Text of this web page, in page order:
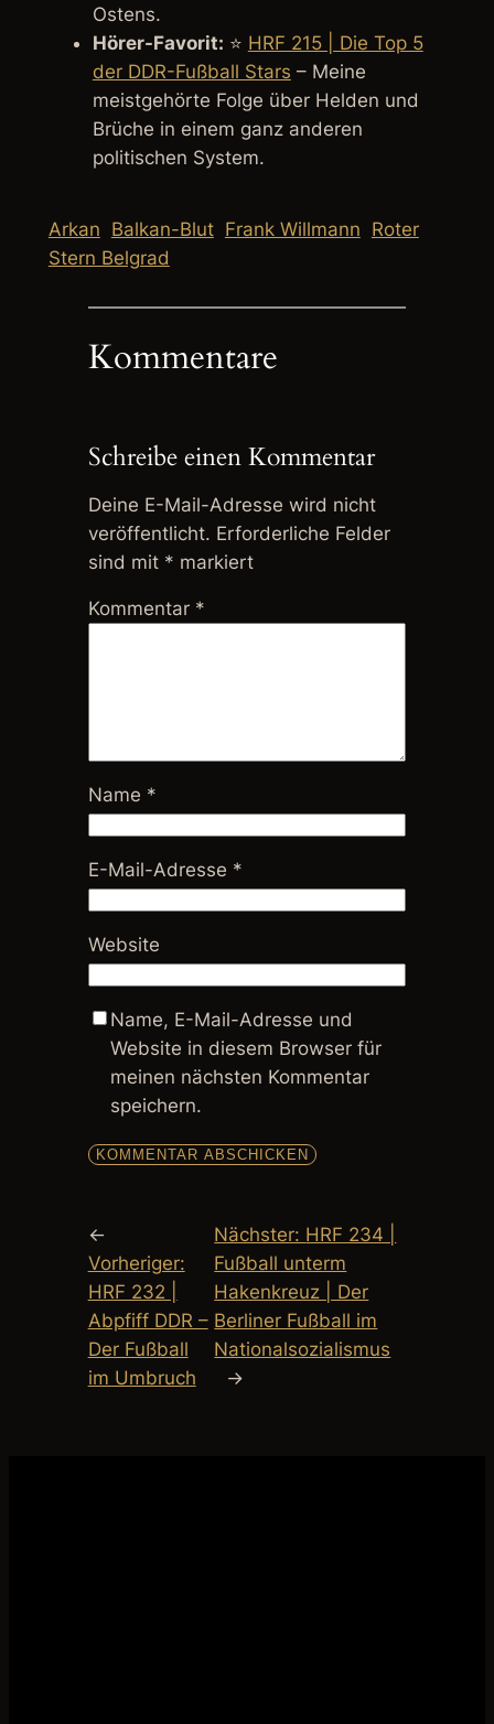
Ostens.
Hörer-Favorit: ⭐ HRF 215 | Die Top 5
der DDR-Fußball Stars – Meine
meistgehörte Folge über Helden und
Brüche in einem ganz anderen
politischen System.
Arkan Balkan-Blut Frank Willmann Roter
Stern Belgrad
Kommentare
Schreibe einen Kommentar
Deine E-Mail-Adresse wird nicht
veröffentlicht. Erforderliche Felder
sind mit * markiert
Kommentar *
Name *
E-Mail-Adresse *
Website
Name, E-Mail-Adresse und
Website in diesem Browser für
meinen nächsten Kommentar
speichern.
←
Vorheriger:
HRF 232 |
Abpfiff DDR –
Der Fußball
im Umbruch
Nächster: HRF 234 |
Fußball unterm
Hakenkreuz | Der
Berliner Fußball im
Nationalsozialismus
→